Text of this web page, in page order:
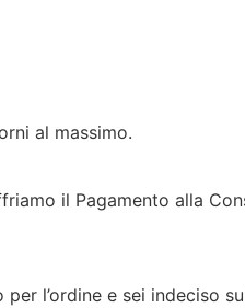
al massimo.
il Pagamento alla
l’ordine e sei indeciso